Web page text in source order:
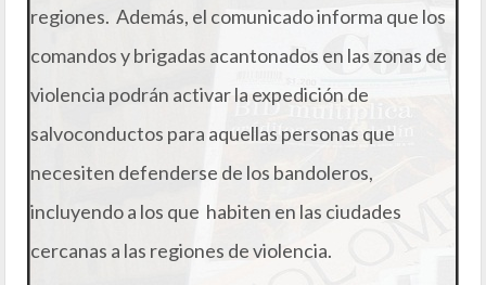
regiones. Además, el comunicado informa que los
comandos y brigadas acantonados en las zonas de
violencia podrán activar la expedición de
salvoconductos para aquellas personas que
necesiten defenderse de los bandoleros,
incluyendo a los que habiten en las ciudades
cercanas a las regiones de violencia.